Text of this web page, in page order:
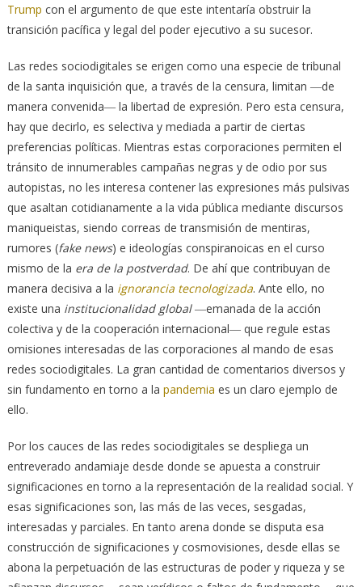
Trump con el argumento de que este intentaría obstruir la
transición pacífica y legal del poder ejecutivo a su sucesor.
Las redes sociodigitales se erigen como una especie de tribunal
de la santa inquisición que, a través de la censura, limitan ―de
manera convenida― la libertad de expresión. Pero esta censura,
hay que decirlo, es selectiva y mediada a partir de ciertas
preferencias políticas. Mientras estas corporaciones permiten el
tránsito de innumerables campañas negras y de odio por sus
autopistas, no les interesa contener las expresiones más pulsivas
que asaltan cotidianamente a la vida pública mediante discursos
maniqueistas, siendo correas de transmisión de mentiras,
rumores (fake news) e ideologías conspiranoicas en el curso
mismo de la era de la postverdad. De ahí que contribuyan de
manera decisiva a la ignorancia tecnologizada. Ante ello, no
existe una institucionalidad global―emanada de la acción
colectiva y de la cooperación internacional― que regule estas
omisiones interesadas de las corporaciones al mando de esas
redes sociodigitales. La gran cantidad de comentarios diversos y
sin fundamento en torno a la pandemia es un claro ejemplo de
ello.
Por los cauces de las redes sociodigitales se despliega un
entreverado andamiaje desde donde se apuesta a construir
significaciones en torno a la representación de la realidad social. Y
esas significaciones son, las más de las veces, sesgadas,
interesadas y parciales. En tanto arena donde se disputa esa
construcción de significaciones y cosmovisiones, desde ellas se
abona la perpetuación de las estructuras de poder y riqueza y se